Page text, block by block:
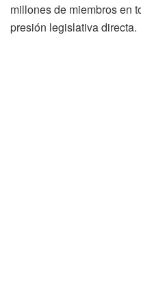
millones de miembros en
presión legislativa directa.